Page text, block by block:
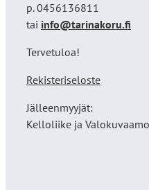
p. 0456136811
tai info@tarinakoru.fi
Tervetuloa!
Rekisteriseloste
Jälleenmyyjät:
Kelloliike ja Valokuvaamo